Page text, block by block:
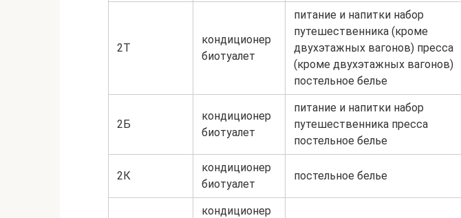
2Т
кондиционер
биотуалет
питание и напитки набор
путешественника (кроме
двухэтажных вагонов) пресса
(кроме двухэтажных вагонов)
постельное белье
2Б
кондиционер
биотуалет
питание и напитки набор
путешественника пресса
постельное белье
2К
кондиционер
биотуалет
постельное белье
кондиционер